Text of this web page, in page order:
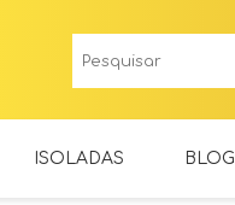
ISOLADAS BLOG